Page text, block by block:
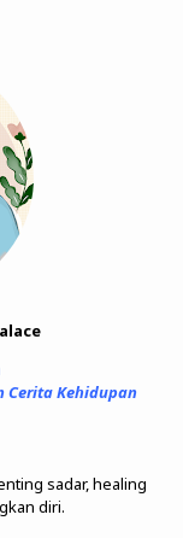
Cerita Kehidupan
sadar, healing
diri.